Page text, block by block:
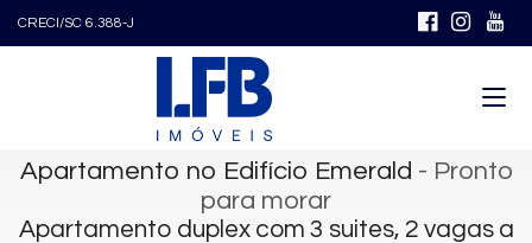
CRECI/SC 6.388-J
Apartamento no Edifício Emerald - Pronto
para morar
Apartamento duplex com 3 suites, 2 vagas a